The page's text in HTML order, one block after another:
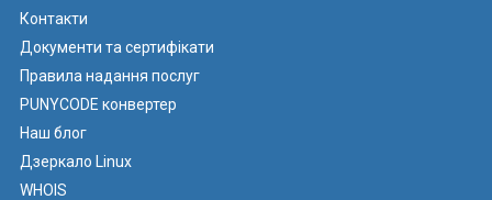
Контакти
Документи та сертифікати
Правила надання послуг
PUNYCODE конвертер
Наш блог
Дзеркало Linux
WHOIS